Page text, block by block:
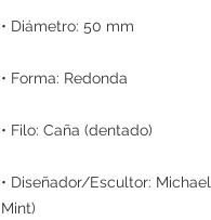
• Diámetro: 50 mm
• Forma: Redonda
• Filo: Caña (dentado)
• Diseñador/Escultor:
Mint)